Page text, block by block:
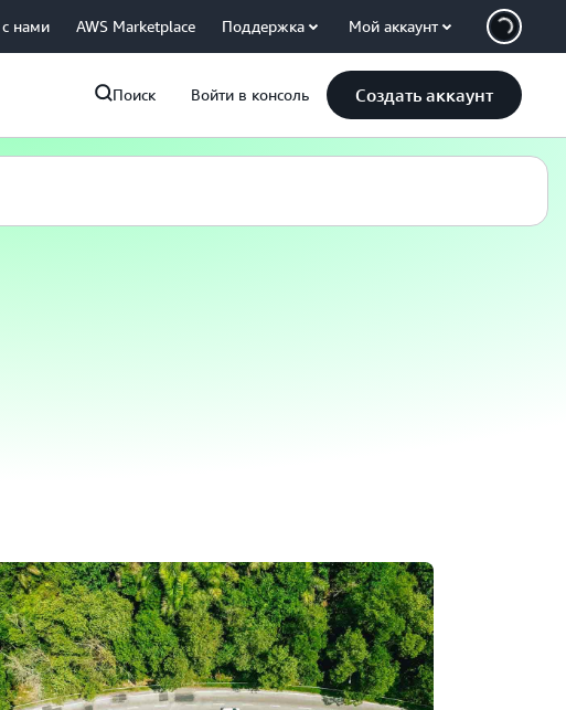
нами AWS Marketplace Поддержка Мой аккаунт
Поиск Войти в консоль Создать аккаунт